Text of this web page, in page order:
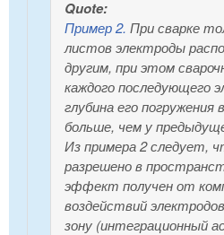
Quote:
Пример 2. При сварке
листов электроды
другим, при этом
каждого последующего
глубина его погружения
больше, чем у
Из примера 2 следует,
разрешено в
эффект получен от
воздействий
зону (интеграционный